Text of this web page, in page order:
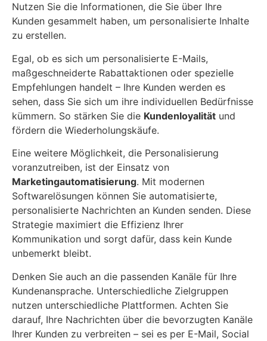
Nutzen Sie die Informationen, die Sie über Ihre
Kunden gesammelt haben, um personalisierte Inhalte
zu erstellen.
Egal, ob es sich um personalisierte E-Mails,
maßgeschneiderte Rabattaktionen oder spezielle
Empfehlungen handelt – Ihre Kunden werden es
sehen, dass Sie sich um ihre individuellen Bedürfnisse
kümmern. So stärken Sie die Kundenloyalität und
fördern die Wiederholungskäufe.
Eine weitere Möglichkeit, die Personalisierung
voranzutreiben, ist der Einsatz von
Marketingautomatisierung. Mit modernen
Softwarelösungen können Sie automatisierte,
personalisierte Nachrichten an Kunden senden. Diese
Strategie maximiert die Effizienz Ihrer
Kommunikation und sorgt dafür, dass kein Kunde
unbemerkt bleibt.
Denken Sie auch an die passenden Kanäle für Ihre
Kundenansprache. Unterschiedliche Zielgruppen
nutzen unterschiedliche Plattformen. Achten Sie
darauf, Ihre Nachrichten über die bevorzugten Kanäle
Ihrer Kunden zu verbreiten – sei es per E-Mail, Social